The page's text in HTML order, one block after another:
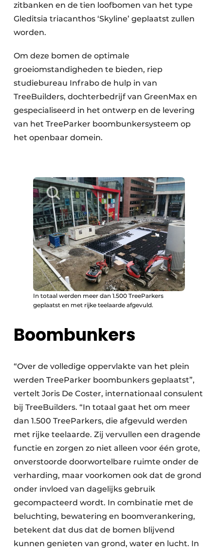
zitbanken en de tien loofbomen van het type
Gleditsia triacanthos ‘Skyline’ geplaatst zullen
worden.
Om deze bomen de optimale
groeiomstandigheden te bieden, riep
studiebureau Infrabo de hulp in van
TreeBuilders, dochterbedrijf van GreenMax en
gespecialiseerd in het ontwerp en de levering
van het TreeParker boombunkersysteem op
het openbaar domein.
In totaal werden meer dan 1.500 TreeParkers
geplaatst en met rijke teelaarde afgevuld.
Boombunkers
“Over de volledige oppervlakte van het plein
werden TreeParker boombunkers geplaatst”,
vertelt Joris De Coster, internationaal consulent
bij TreeBuilders. “In totaal gaat het om meer
dan 1.500 TreeParkers, die afgevuld werden
met rijke teelaarde. Zij vervullen een dragende
functie en zorgen zo niet alleen voor één grote,
onverstoorde doorwortelbare ruimte onder de
verharding, maar voorkomen ook dat de grond
onder invloed van dagelijks gebruik
gecompacteerd wordt. In combinatie met de
beluchting, bewatering en boomverankering,
betekent dat dus dat de bomen blijvend
kunnen genieten van grond, water en lucht. In